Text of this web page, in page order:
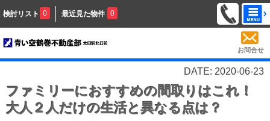
検討リスト 0 最近見た物件 0
お問合せ
DATE: 2020-06-23
ファミリーにおすすめの間取りはこれ！
大人２人だけの生活と異なる点は？